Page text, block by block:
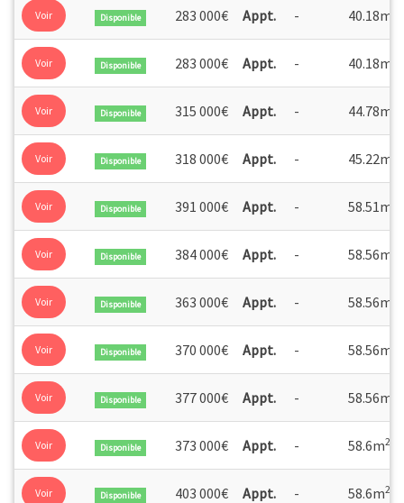
Voir Disponible 283 000€ Appt. - 40.18m
Voir Disponible 283 000€ Appt. - 40.18m
Voir Disponible 315 000€ Appt. - 44.78m
Voir Disponible 318 000€ Appt. - 45.22m
Voir Disponible 391 000€ Appt. - 58.51m
Voir Disponible 384 000€ Appt. - 58.56m
Voir Disponible 363 000€ Appt. - 58.56m
Voir Disponible 370 000€ Appt. - 58.56m
Voir Disponible 377 000€ Appt. - 58.56m
Voir Disponible 373 000€ Appt. - 58.6m2
Voir Disponible 403 000€ Appt. - 58.6m2